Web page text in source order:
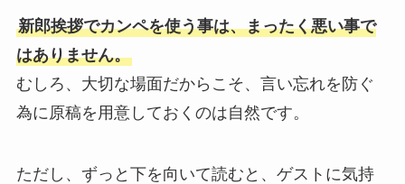
新郎挨拶でカンペを使う事は、まったく悪い事で
はありません。
むしろ、大切な場面だからこそ、言い忘れを防ぐ
為に原稿を用意しておくのは自然です。
ただし、ずっと下を向いて読むと、ゲストに気持